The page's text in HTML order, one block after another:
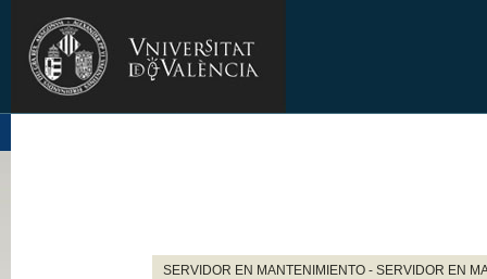
SERVIDOR EN MANTENIMIENTO - SERVIDOR EN